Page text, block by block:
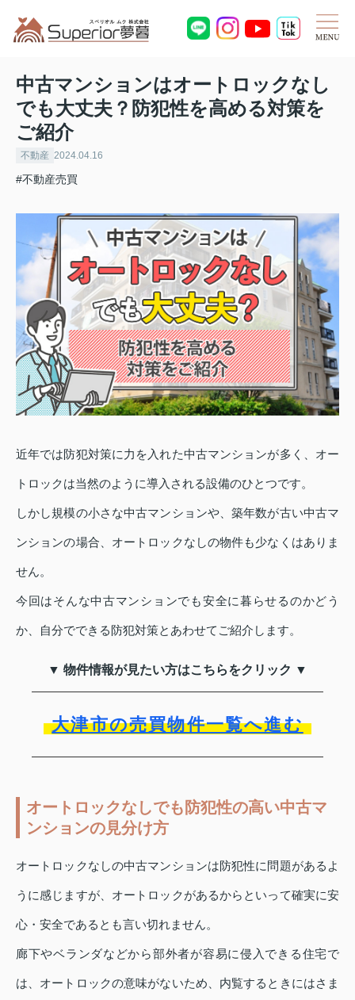
中古マンションはオートロックなし
でも大丈夫？防犯性を高める対策を
ご紹介
不動産 2024.04.16
#不動産売買
近年では防犯対策に力を入れた中古マンションが多く、オー
トロックは当然のように導入される設備のひとつです。
しかし規模の小さな中古マンションや、築年数が古い中古マ
ンションの場合、オートロックなしの物件も少なくはありま
せん。
今回はそんな中古マンションでも安全に暮らせるのかどう
か、自分でできる防犯対策とあわせてご紹介します。
▼ 物件情報が見たい方はこちらをクリック ▼
大津市の売買物件一覧へ進む
オートロックなしでも防犯性の高い中古マ
ンションの見分け方
オートロックなしの中古マンションは防犯性に問題があるよ
うに感じますが、オートロックがあるからといって確実に安
心・安全であるとも言い切れません。
廊下やベランダなどから部外者が容易に侵入できる住宅で
は、オートロックの意味がないため、内覧するときにはさま